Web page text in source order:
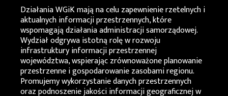
DziałaniaWGiKmają na celu zapewnienie rzetelnych i
aktualnych informacji przestrzennych, które
wspomagają działania administracji samorządowej.
Wydział odgrywa istotną rolę w rozwoju
infrastruktury informacji przestrzennej
województwa, wspierając zrównoważone planowanie
przestrzenne i gospodarowanie zasobami regionu.
Promujemy wykorzystanie danych przestrzennych
oraz podnoszenie jakości informacji geograficznej w